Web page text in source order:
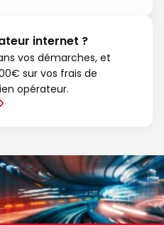
internet ?
vos démarches, et
sur vos frais de
opérateur.